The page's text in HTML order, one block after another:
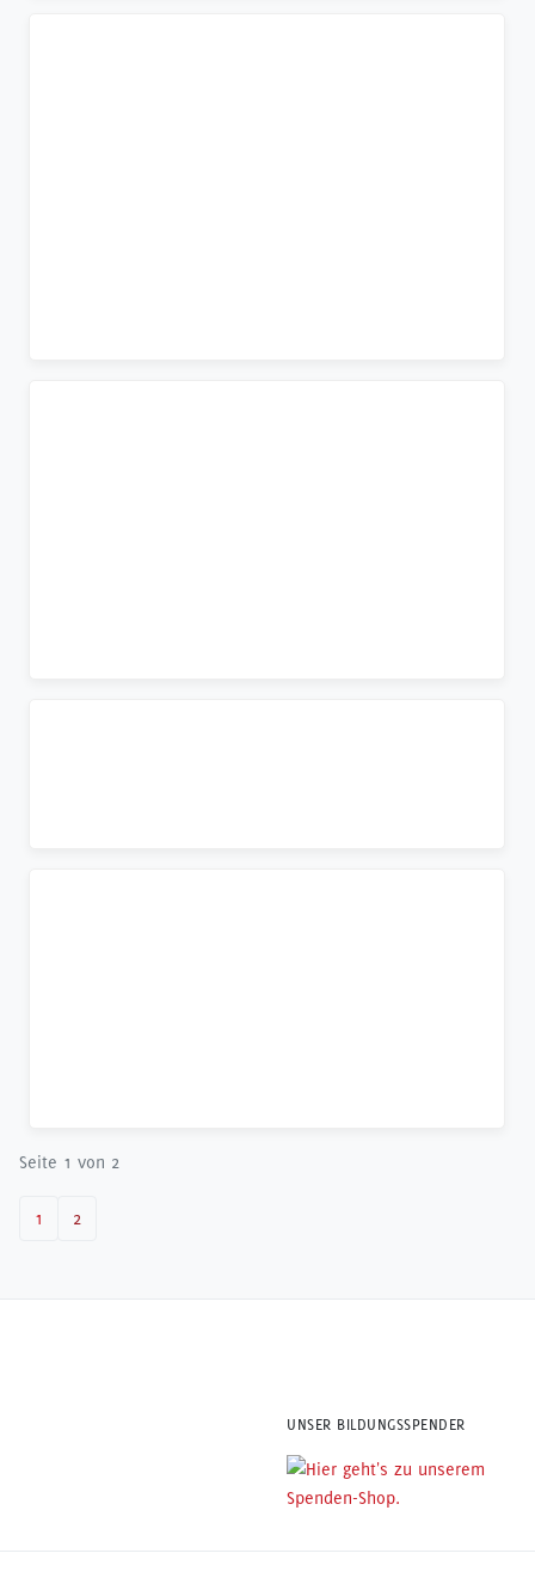
Seite 1 von 2
1 2
UNSER BILDUNGSSPENDER